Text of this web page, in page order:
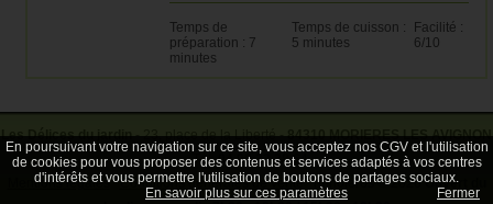
Temps de
préparation : 7
minutes
Temps de cuisson :
5 minutes
Facilité :
6/10
Les Délices du jardin- 23, place de la Liberté -84310 MORIERES LES AVIGNON
- Tél.04 90 33 38 64
Mentions légales
Conditions générales de vente rhinoferos © 2026 Ouvert du
En poursuivant votre navigation sur ce site, vous acceptez nos CGV et l'utilisation
de cookies pour vous proposer des contenus et services adaptés à vos centres
d'intérêts et vous permettre l'utilisation de boutons de partages sociaux.
En savoir plus sur ces paramètres
Fermer